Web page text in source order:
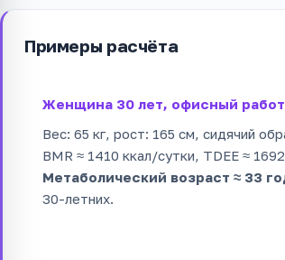
Примеры расчёта
Женщина 30 лет, офисный
Вес: 65 кг, рост: 165 см, сидячий
BMR ≈ 1410 ккал/сутки, TDEE ≈
Метаболический возраст ≈ 33
30-летних.